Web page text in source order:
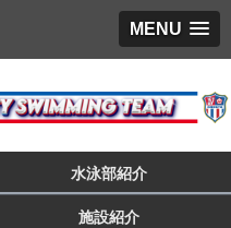
MENU
水泳部紹介
施設紹介